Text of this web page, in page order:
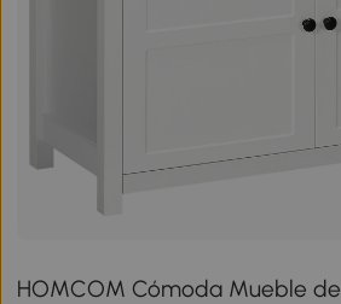
HOMCOM Cómoda Mueble de